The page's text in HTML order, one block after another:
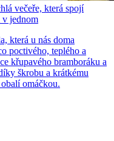
večeře, která spojí
v jednom
která u nás doma
poctivého, teplého a
křupavého bramboráku a
škrobu a krátkému
omáčkou.